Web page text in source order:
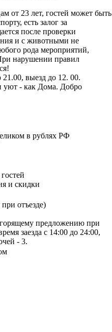
от 23 лет, гостей может быть
есть залог за
после проверки
и с животными не
рода мероприятий,
нарушении правил
21.00, выезд до 12. 00.
уют - как Дома. Добро
в рублях РФ
и скидки
отъезде)
предложению при
заезда с 14:00 до 24:00,
- 3.